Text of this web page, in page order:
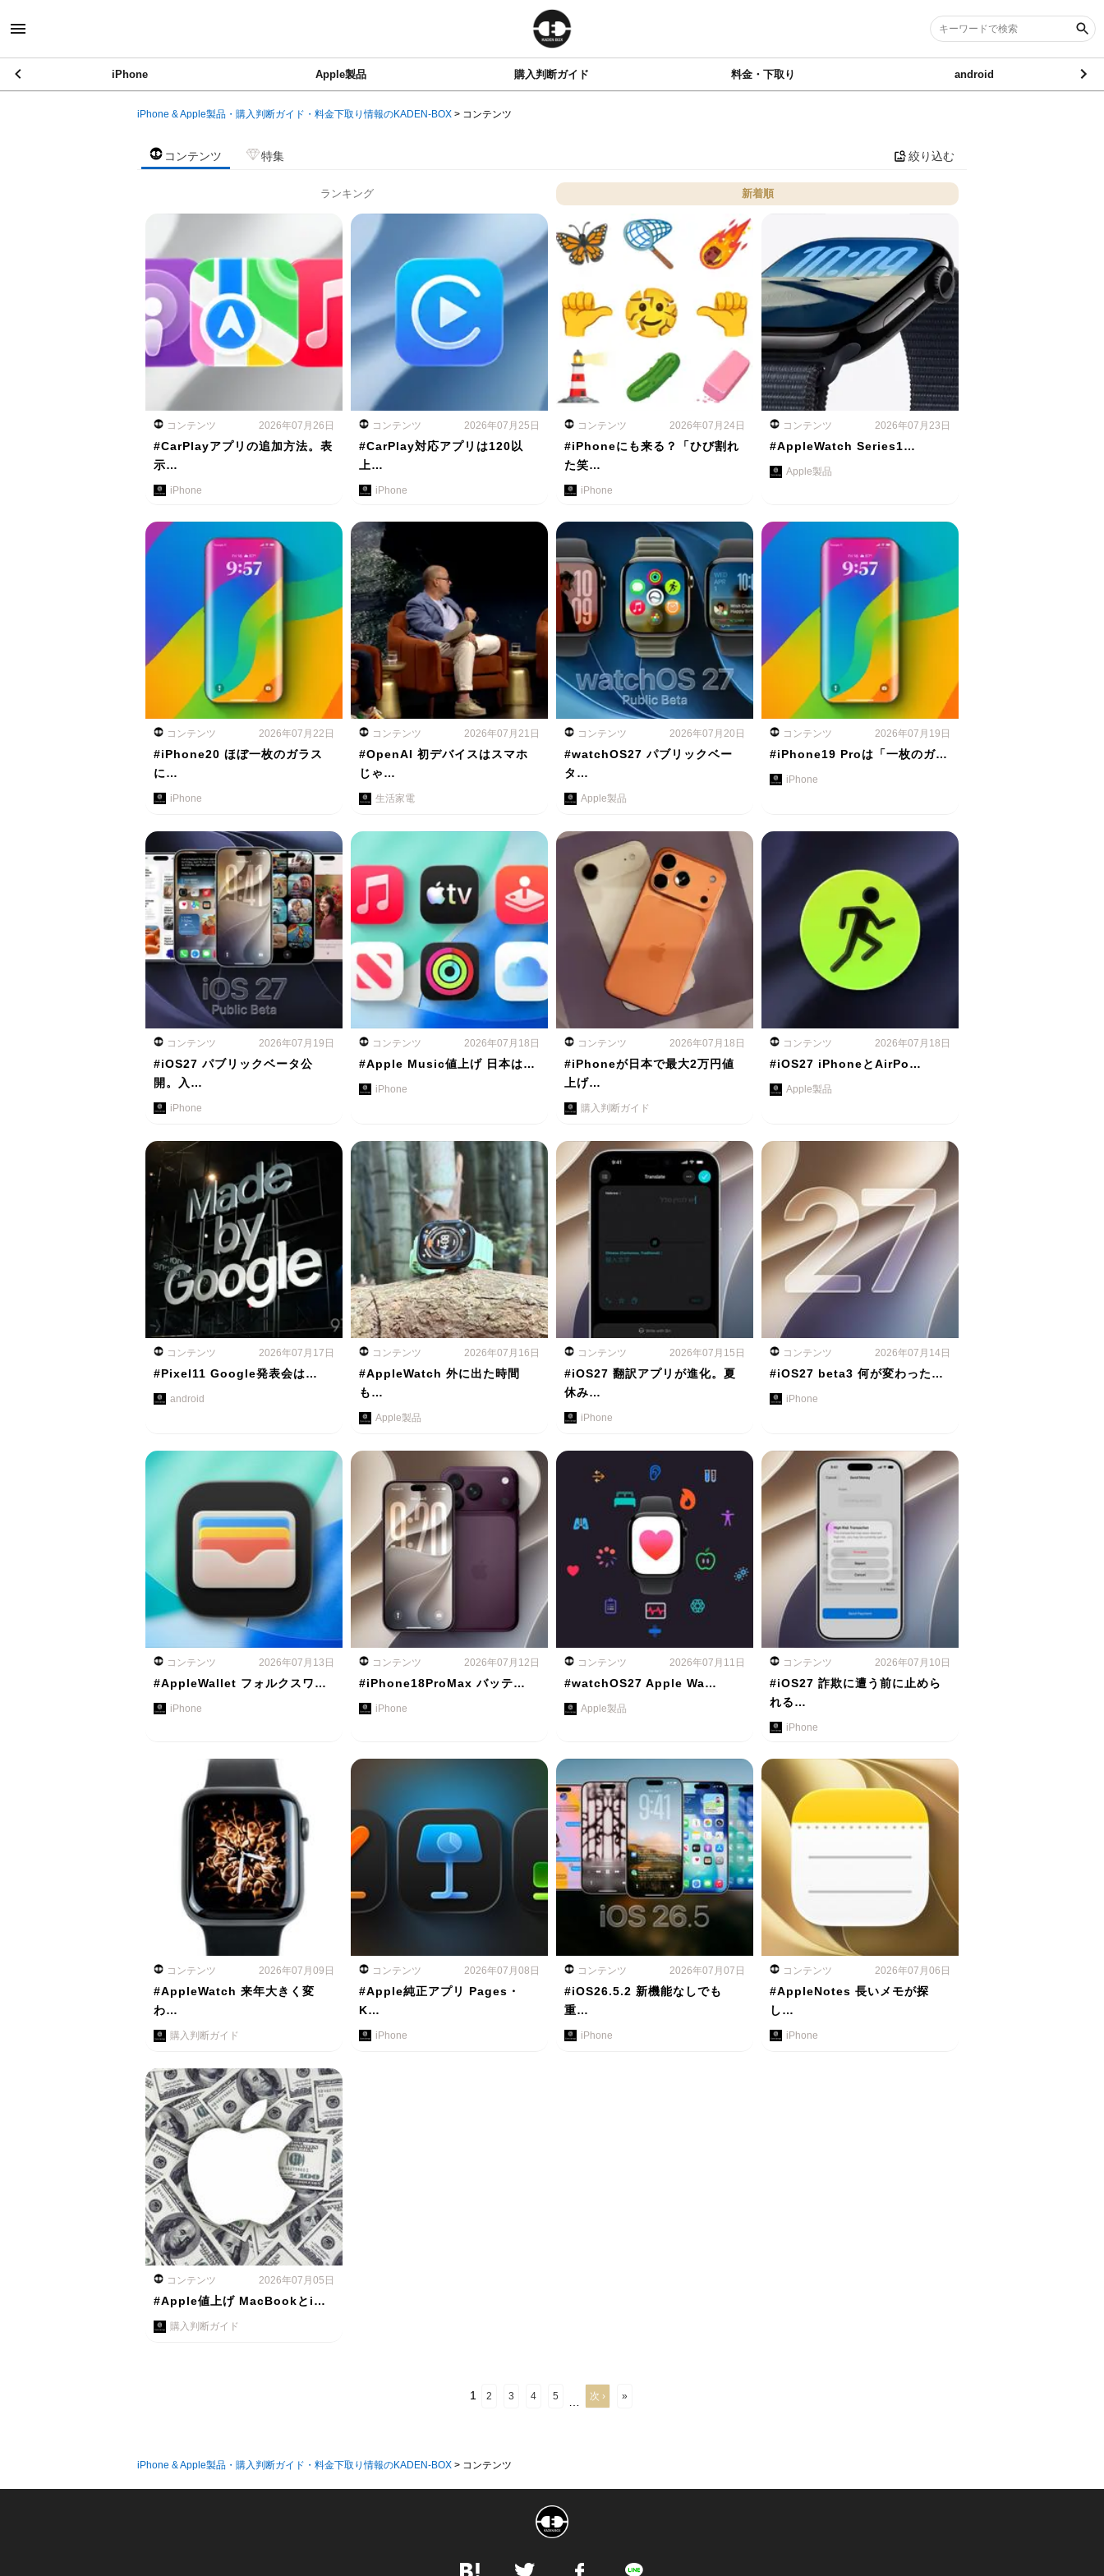
iPhone Apple製品 購入判断ガイド 料金・下取り android
iPhone & Apple製品・購入判断ガイド・料金下取り情報のKADEN-BOX > コンテンツ
コンテンツ 特集 絞り込む
ランキング 新着順
コンテンツ 2026年07月26日
#CarPlayアプリの追加方法。表
示…
iPhone
コンテンツ 2026年07月25日
#CarPlay対応アプリは120以
上…
iPhone
コンテンツ 2026年07月24日
#iPhoneにも来る？「ひび割れ
た笑…
iPhone
コンテンツ 2026年07月23日
#AppleWatch Series1…
Apple製品
コンテンツ 2026年07月22日
#iPhone20 ほぼ一枚のガラス
に…
iPhone
コンテンツ 2026年07月21日
#OpenAI 初デバイスはスマホ
じゃ…
生活家電
コンテンツ 2026年07月20日
#watchOS27 パブリックベー
タ…
Apple製品
コンテンツ 2026年07月19日
#iPhone19 Proは「一枚のガ…
iPhone
コンテンツ 2026年07月19日
#iOS27 パブリックベータ公
開。入…
iPhone
コンテンツ 2026年07月18日
#Apple Music値上げ 日本は…
iPhone
コンテンツ 2026年07月18日
#iPhoneが日本で最大2万円値
上げ…
購入判断ガイド
コンテンツ 2026年07月18日
#iOS27 iPhoneとAirPo…
Apple製品
コンテンツ 2026年07月17日
#Pixel11 Google発表会は…
android
コンテンツ 2026年07月16日
#AppleWatch 外に出た時間
も…
Apple製品
コンテンツ 2026年07月15日
#iOS27 翻訳アプリが進化。夏
休み…
iPhone
コンテンツ 2026年07月14日
#iOS27 beta3 何が変わった…
iPhone
コンテンツ 2026年07月13日
#AppleWallet フォルクスワ…
iPhone
コンテンツ 2026年07月12日
#iPhone18ProMax バッテ…
iPhone
コンテンツ 2026年07月11日
#watchOS27 Apple Wa…
Apple製品
コンテンツ 2026年07月10日
#iOS27 詐欺に遭う前に止めら
れる…
iPhone
コンテンツ 2026年07月09日
#AppleWatch 来年大きく変
わ…
購入判断ガイド
コンテンツ 2026年07月08日
#Apple純正アプリ Pages・
K…
iPhone
コンテンツ 2026年07月07日
#iOS26.5.2 新機能なしでも
重…
iPhone
コンテンツ 2026年07月06日
#AppleNotes 長いメモが探
し…
iPhone
コンテンツ 2026年07月05日
#Apple値上げ MacBookとi…
購入判断ガイド
1 2 3 4 5 次 › »
iPhone & Apple製品・購入判断ガイド・料金下取り情報のKADEN-BOX > コンテンツ